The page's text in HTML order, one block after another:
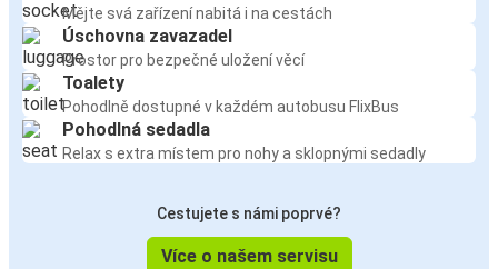
Mějte svá zařízení nabitá i na cestách
Úschovna zavazadel
Prostor pro bezpečné uložení věcí
Toalety
Pohodlně dostupné v každém autobusu FlixBus
Pohodlná sedadla
Relax s extra místem pro nohy a sklopnými sedadly
Cestujete s námi poprvé?
Více o našem servisu